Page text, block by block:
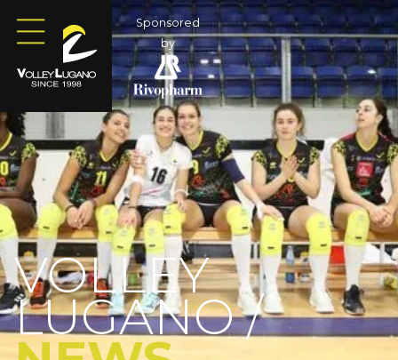
Sponsored
by
VOLLEY
LUGANO /